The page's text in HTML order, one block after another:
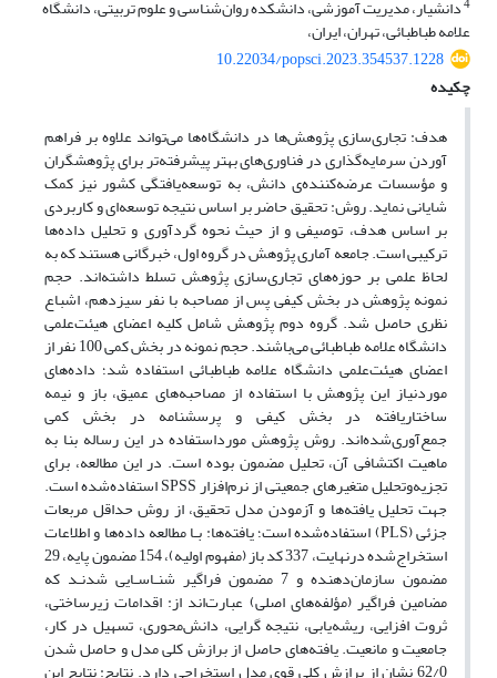
4دانشیار، مدیریت آموزشی، دانشکده روان‌شناسی و علوم تربیتی، دانشگاه
علامه طباطبائی، تهران، ایران،
10.22034/popsci.2023.354537.1228
چکیده
هدف: تجاری‌سازی پژوهش‌ها در دانشگاه‌ها می‌تواند علاوه بر فراهم
آوردن سرمایه‌گذاری در فناوری‌های بهتر پیشرفته‌تر برای پژوهشگران
و مؤسسات عرضه‌کننده‌ی دانش، به توسعه‌یافتگی کشور نیز کمک
شایانی نماید. روش: تحقیق حاضر بر اساس نتیجه توسعه‌ای و کاربردی
بر اساس هدف، توصیفی و از حیث نحوه گردآوری و تحلیل داده‌ها
ترکیبی است. جامعه آماری پژوهش در گروه اول، خبرگانی هستند که به
لحاظ علمی بر حوزه‌های تجاری‌سازی پژوهش تسلط داشته‌اند. حجم
نمونه پژوهش در بخش کیفی پس از مصاحبه با نفر سیزدهم، اشباع
نظری حاصل شد. گروه دوم پژوهش شامل کلیه اعضای هیئت‌علمی
دانشگاه علامه طباطبائی می‌باشند. حجم نمونه در بخش کمی 100 نفر از
اعضای هیئت‌علمی دانشگاه علامه طباطبائی استفاده شد؛ داده‌های
موردنیاز این پژوهش با استفاده از مصاحبه‌های عمیق، باز و نیمه
ساختاریافته در بخش کیفی و پرسشنامه در بخش کمی
جمع‌آوری‌شده‌اند. روش پژوهش مورداستفاده در این رساله بنا به
ماهیت اکتشافی آن، تحلیل مضمون بوده است. در این مطالعه، برای
تجزیه‌وتحلیل متغیرهای جمعیتی از نرم‌افزار SPSS استفاده‌شده است.
جهت تحلیل یافته‌ها و آزمودن مدل تحقیق، از روش حداقل مربعات
جزئی (PLS) استفاده‌شده ‌است؛ یافته‌ها: بـا مطالعه داده‌ها و اطلاعات
استخراج‌شده درنهایت، 337 کد باز (مفهوم اولیه)، 154 مضمون پایه، 29
مضمون سازمان‌دهنده و 7 مضمون فراگیر شنـاسـایی شدنـد که
مضامین فراگیر (مؤلفه‌های اصلی) عبارت‌اند از: اقدامات زیرساختی،
ثروت افزایی، ریشه‌یابی، نتیجه گرایی، دانش‌محوری، تسهیل در کار،
جامعیت و مانعیت. یافته‌های حاصل از برازش کلی مدل و حاصل شدن